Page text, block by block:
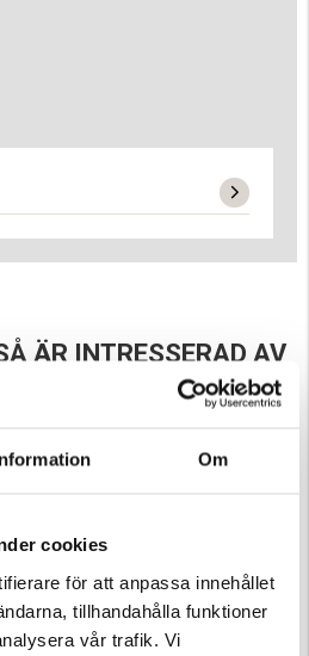
Om
cookies
för att anpassa innehållet
tillhandahålla funktioner
vår trafik. Vi
ÄR INTRESSERAD AV
CM ULLFILT BASIC - MÖRKGRÅ